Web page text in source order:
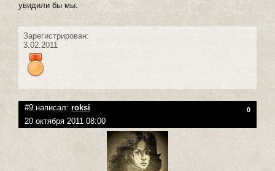
увидили бы мы.
Зарегистрирован:
3.02.2011
#9 написал: roksi 0
20 октября 2011 08:00